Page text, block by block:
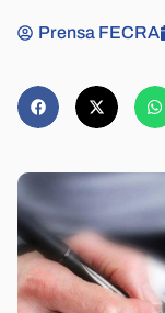
Prensa FECRA